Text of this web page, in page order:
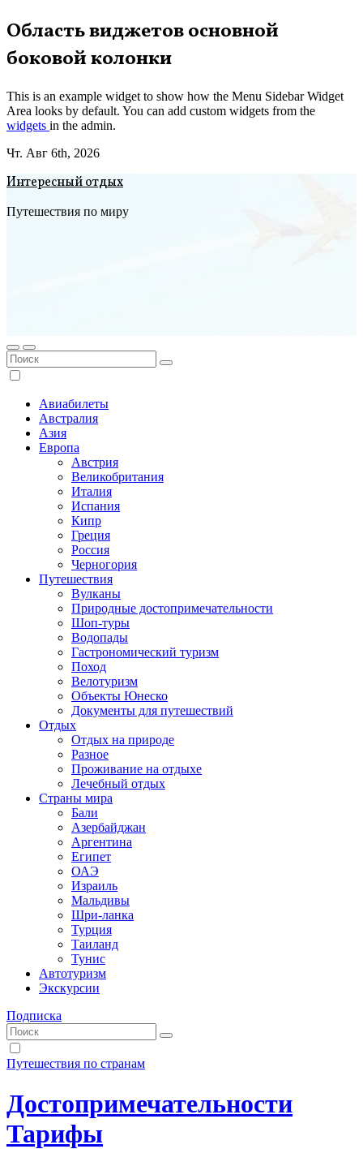
Перейти
к
содержимому
Область виджетов основной
боковой колонки
This is an example widget to show how the Menu Sidebar Widget
Area looks by default. You can add custom widgets from the
widgets in the admin.
Чт. Авг 6th, 2026
Интересный отдых
Путешествия по миру
Авиабилеты
Австралия
Азия
Европа
Австрия
Великобритания
Италия
Испания
Кипр
Греция
Россия
Черногория
Путешествия
Вулканы
Природные достопримечательности
Шоп-туры
Водопады
Гастрономический туризм
Поход
Велотуризм
Объекты Юнеско
Документы для путешествий
Отдых
Отдых на природе
Разное
Проживание на отдыхе
Лечебный отдых
Страны мира
Бали
Азербайджан
Аргентина
Египет
ОАЭ
Израиль
Мальдивы
Шри-ланка
Турция
Таиланд
Тунис
Автотуризм
Экскурсии
Подписка
Путешествия по странам
Достопримечательности
Тарифы